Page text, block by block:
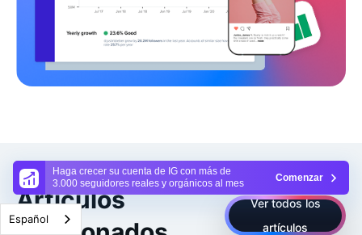
Haga crecer su cuenta de IG con más de
3.000 seguidores reales y orgánicos al mes
Comenzar
Artículos
Ver todos los
artículos
Español